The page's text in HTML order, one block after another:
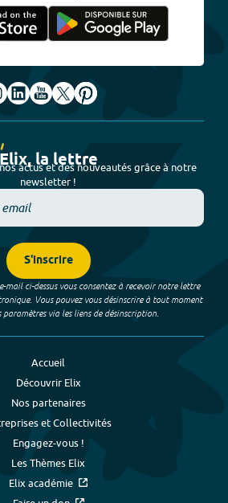
Elix, la lettre
actus et des nouveautés grâce à notre
newsletter !
S'inscrire
mail ci-dessus vous consentez à recevoir notre lettre
Vous pouvez vous désinscrire à tout moment
via les liens de désinscription.
Accueil
Découvrir Elix
Nos partenaires
et Collectivités
Engagez-vous !
Les Thèmes Elix
Elix académie